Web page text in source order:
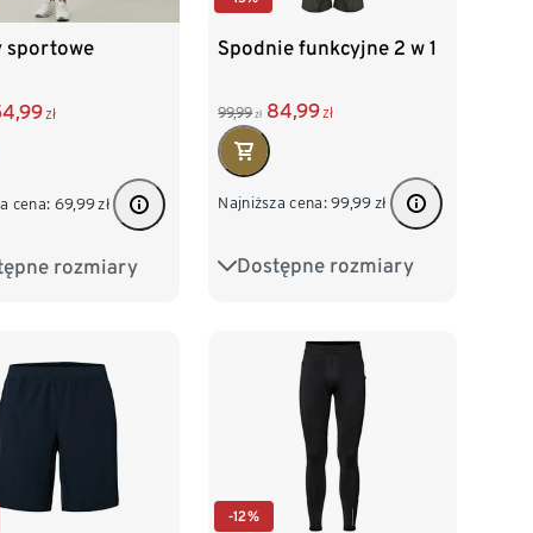
sportowe
zł
cena: 69,99 zł
rozmiary
M 48/50
62
Spodnie funkcyjne 2 w 1
99,99 zł 84,99zł
Najniższa cena: 99,99 zł
Dostępne rozmiary
S 44/46 M 48/50
XXL 60/62
-12%